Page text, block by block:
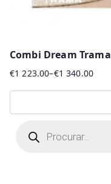
Combi Dream Trama
€1 223.00–€1 340.00
Price
range:
€1
through
product